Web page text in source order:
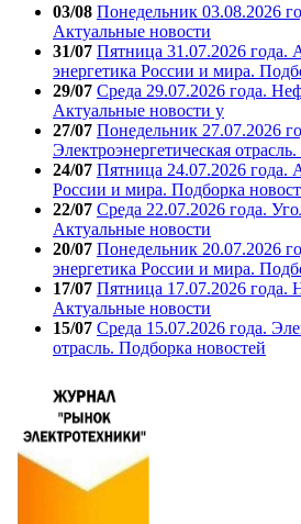
03/08 Понедельник 03.08.2026
Актуальные новости
31/07 Пятница 31.07.2026 года.
энергетика России и мира.
29/07 Среда 29.07.2026 года.
Актуальные новости у
27/07 Понедельник 27.07.2026
Электроэнергетическая
24/07 Пятница 24.07.2026 года.
России и мира. Подборка
22/07 Среда 22.07.2026 года.
Актуальные новости
20/07 Понедельник 20.07.2026
энергетика России и мира.
17/07 Пятница 17.07.2026 года.
Актуальные новости
15/07 Среда 15.07.2026 года.
отрасль. Подборка новостей